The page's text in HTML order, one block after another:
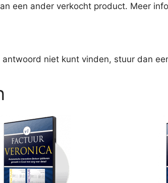
een ander verkocht product. Meer
antwoord niet kunt vinden, stuur dan